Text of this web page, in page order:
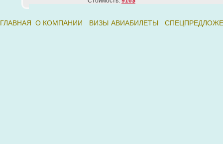
ГЛАВНАЯ О КОМПАНИИ ВИЗЫ АВИАБИЛЕТЫ